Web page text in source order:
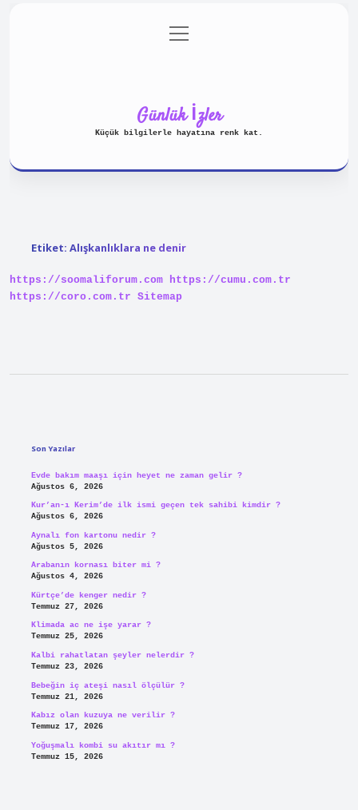
Gizlilik Politikası
menüyü
aç
Günlük İzler
Küçük bilgilerle hayatına renk kat.
Etiket: Alışkanlıklara ne denir
https://soomaliforum.com
https://cumu.com.tr
https://coro.com.tr Sitemap
Son Yazılar
Evde bakım maaşı için heyet ne zaman gelir ?
Ağustos 6, 2026
Kur’an-ı Kerim’de ilk ismi geçen tek sahibi kimdir ?
Ağustos 6, 2026
Aynalı fon kartonu nedir ?
Ağustos 5, 2026
Arabanın kornası biter mi ?
Ağustos 4, 2026
Kürtçe’de kenger nedir ?
Temmuz 27, 2026
Klimada ac ne işe yarar ?
Temmuz 25, 2026
Kalbi rahatlatan şeyler nelerdir ?
Temmuz 23, 2026
Bebeğin iç ateşi nasıl ölçülür ?
Temmuz 21, 2026
Kabız olan kuzuya ne verilir ?
Temmuz 17, 2026
Yoğuşmalı kombi su akıtır mı ?
Temmuz 15, 2026